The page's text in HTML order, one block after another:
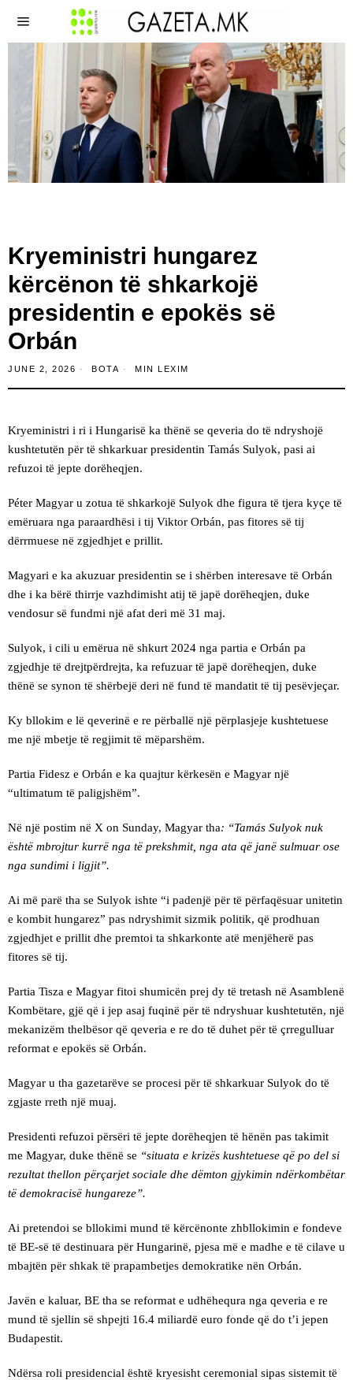
Kryeministri hungarez
kërcënon të shkarkojë
presidentin e epokës së
Orbán
JUNE 2, 2026 BOTA MIN LEXIM
Kryeministri i ri i Hungarisë ka thënë se qeveria do të ndryshojë
kushtetutën për të shkarkuar presidentin Tamás Sulyok, pasi ai
refuzoi të jepte dorëheqjen.
Péter Magyar u zotua të shkarkojë Sulyok dhe figura të tjera kyçe të
emëruara nga paraardhësi i tij Viktor Orbán, pas fitores së tij
dërrmuese në zgjedhjet e prillit.
Magyari e ka akuzuar presidentin se i shërben interesave të Orbán
dhe i ka bërë thirrje vazhdimisht atij të japë dorëheqjen, duke
vendosur së fundmi një afat deri më 31 maj.
Sulyok, i cili u emërua në shkurt 2024 nga partia e Orbán pa
zgjedhje të drejtpërdrejta, ka refuzuar të japë dorëheqjen, duke
thënë se synon të shërbejë deri në fund të mandatit të tij pesëvjeçar.
Ky bllokim e lë qeverinë e re përballë një përplasjeje kushtetuese
me një mbetje të regjimit të mëparshëm.
Partia Fidesz e Orbán e ka quajtur kërkesën e Magyar një
“ultimatum të paligjshëm”.
Në një postim në X on Sunday, Magyar tha: “Tamás Sulyok nuk
është mbrojtur kurrë nga të prekshmit, nga ata që janë sulmuar ose
nga sundimi i ligjit”.
Ai më parë tha se Sulyok ishte “i padenjë për të përfaqësuar unitetin
e kombit hungarez” pas ndryshimit sizmik politik, që prodhuan
zgjedhjet e prillit dhe premtoi ta shkarkonte atë menjëherë pas
fitores së tij.
Partia Tisza e Magyar fitoi shumicën prej dy të tretash në Asamblenë
Kombëtare, gjë që i jep asaj fuqinë për të ndryshuar kushtetutën, një
mekanizëm thelbësor që qeveria e re do të duhet për të çrregulluar
reformat e epokës së Orbán.
Magyar u tha gazetarëve se procesi për të shkarkuar Sulyok do të
zgjaste rreth një muaj.
Presidenti refuzoi përsëri të jepte dorëheqjen të hënën pas takimit
me Magyar, duke thënë se “situata e krizës kushtetuese që po del si
rezultat thellon përçarjet sociale dhe dëmton gjykimin ndërkombëtar
të demokracisë hungareze”.
Ai pretendoi se bllokimi mund të kërcënonte zhbllokimin e fondeve
të BE-së të destinuara për Hungarinë, pjesa më e madhe e të cilave u
mbajtën për shkak të prapambetjes demokratike nën Orbán.
Javën e kaluar, BE tha se reformat e udhëhequra nga qeveria e re
mund të sjellin së shpejti 16.4 miliardë euro fonde që do t’i jepen
Budapestit.
Ndërsa roli presidencial është kryesisht ceremonial sipas sistemit të